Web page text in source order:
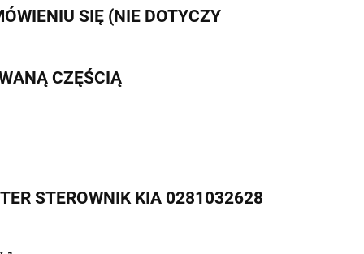
SIĘ (NIE DOTYCZY
CZĘŚCIĄ
STEROWNIK KIA 0281032628